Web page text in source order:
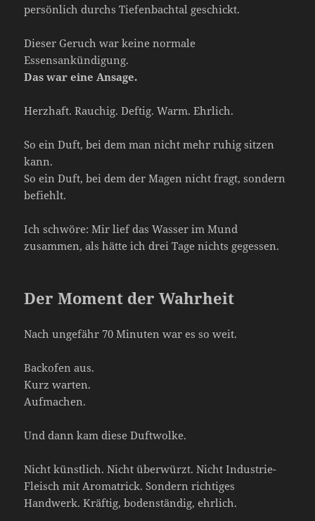
persönlich durchs Tiefenbachtal geschickt.
Dieser Geruch war keine normale
Essensankündigung.
Das war eine Ansage.
Herzhaft. Rauchig. Deftig. Warm. Ehrlich.
So ein Duft, bei dem man nicht mehr ruhig sitzen
kann.
So ein Duft, bei dem der Magen nicht fragt, sondern
befiehlt.
Ich schwöre: Mir lief das Wasser im Mund
zusammen, als hätte ich drei Tage nichts gegessen.
Der Moment der Wahrheit
Nach ungefähr 70 Minuten war es so weit.
Backofen aus.
Kurz warten.
Aufmachen.
Und dann kam diese Duftwolke.
Nicht künstlich. Nicht überwürzt. Nicht Industrie-
Fleisch mit Aromatrick. Sondern richtiges
Handwerk. Kräftig, bodenständig, ehrlich.